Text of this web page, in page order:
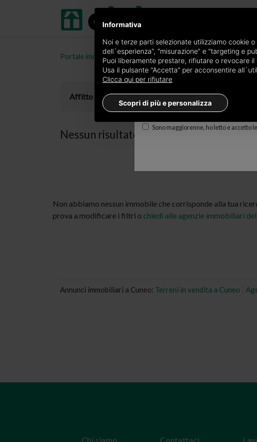
Portale immobiliare oikia.it Terreni in affitto in provincia di
Affitto
Nessun risultato per terreni in affitto a
Non abbiamo nessun immobile che corrisponde alla tua
prova a modificare i filtri o chiedi alle agenzie immobiliari
Annunci immobiliari a Cuneo: Terreni in vendita a Cuneo
Edizione
×Cuneo
Sono maggiorenne, ho letto e accetto le
Chi siamo Contattaci
Informativa
Noi e terze parti selezionate utilizziamo cookie
dell`esperienza”, “misurazione” e “targeting e
Puoi liberamente prestare, rifiutare o revocare
Usa il pulsante “Accetta” per acconsentire
Clicca qui per rifiutare
Scopri di più e personalizza